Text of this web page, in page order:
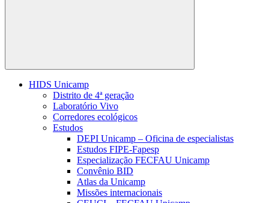
Buscar
HIDS Unicamp
Distrito de 4ª geração
Laboratório Vivo
Corredores ecológicos
Estudos
DEPI Unicamp – Oficina de especialistas
Estudos FIPE-Fapesp
Especialização FECFAU Unicamp
Convênio BID
Atlas da Unicamp
Missões internacionais